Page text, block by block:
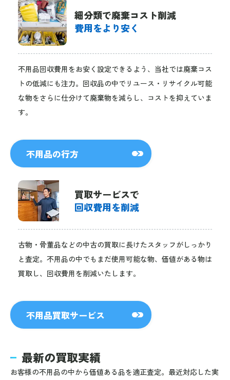
細分類で廃棄コスト削減
費用をより安く
不用品回収費用をお安く設定できるよう、当社では廃棄コス
トの低減にも注力。回収品の中でリユース・リサイクル可能
な物をさらに仕分けて廃棄物を減らし、コストを抑えていま
す。
不用品の行方
買取サービスで
回収費用を削減
古物・骨董品などの中古の買取に長けたスタッフがしっかり
と査定。不用品の中でもまだ使用可能な物、価値がある物は
買取し、回収費用を削減いたします。
不用品買取サービス
最新の買取実績
お客様の不用品の中から価値ある品を適正査定。最近対応した実